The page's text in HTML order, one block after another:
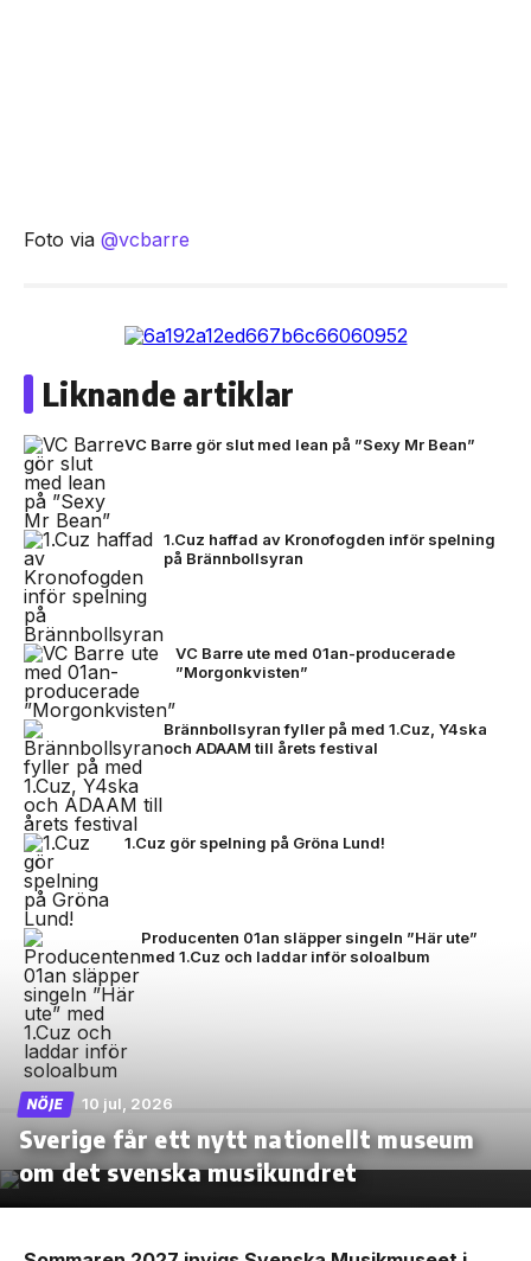
Foto via @vcbarre
Liknande artiklar
VC Barre gör slut med lean på ”Sexy Mr Bean”
1.Cuz haffad av Kronofogden inför spelning
på Brännbollsyran
VC Barre ute med 01an-producerade
”Morgonkvisten”
Brännbollsyran fyller på med 1.Cuz, Y4ska
och ADAAM till årets festival
1.Cuz gör spelning på Gröna Lund!
Producenten 01an släpper singeln ”Här ute”
med 1.Cuz och laddar inför soloalbum
NÖJE 10 jul, 2026
Sverige får ett nytt nationellt museum
om det svenska musikundret